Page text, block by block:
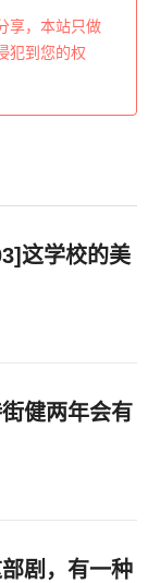
享，本站只做
犯到您的权
这学校的美
健两年会有
剧，有一种